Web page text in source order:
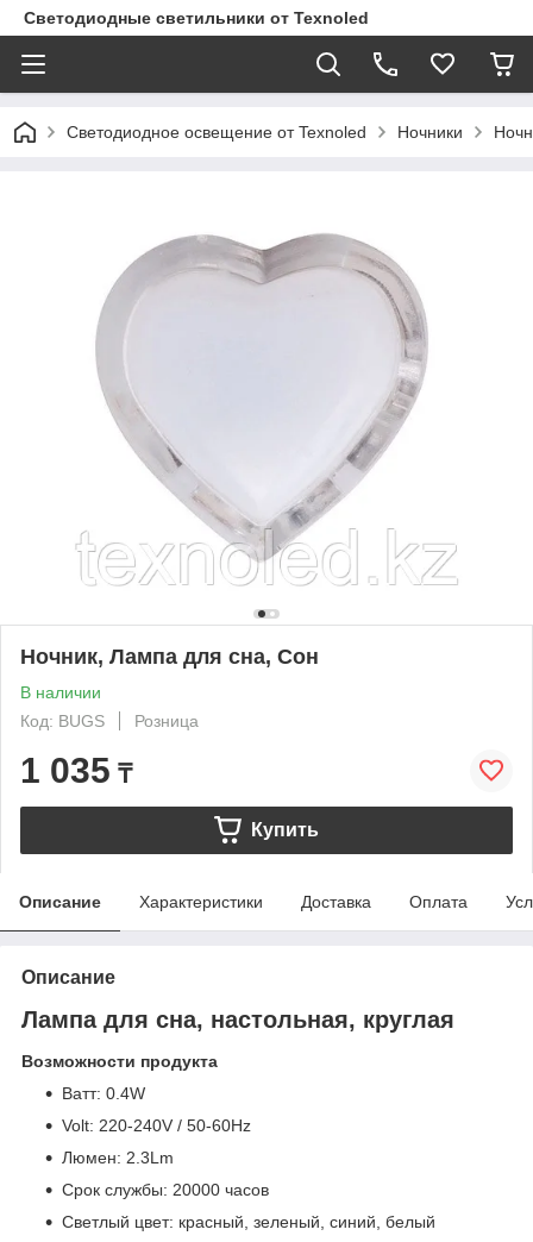
Светодиодные светильники от Texnoled
Светодиодное освещение от Texnoled Ночники
Ночник, Лампа для сна, Сон
В наличии
Код: BUGS
Розница
1 035 ₸
Купить
Описание Характеристики Доставка Оплата
Описание
Лампа для сна, настольная, круглая
Возможности продукта
Bатт: 0.4W
Volt: 220-240V / 50-60Hz
Люмен: 2.3Lm
Срок службы: 20000 часов
Светлый цвет: красный, зеленый, синий, белый